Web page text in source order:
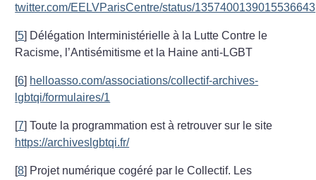
twitter.com/EELVParisCentre/status/1357400139015536643
[5] Délégation Interministérielle à la Lutte Contre le
Racisme, l’Antisémitisme et la Haine anti-LGBT
[6] helloasso.com/associations/collectif-archives-
lgbtqi/formulaires/1
[7]Toute la programmation est à retrouver sur le site
https://archiveslgbtqi.fr/
[8] Projet numérique cogéré par le Collectif. Les